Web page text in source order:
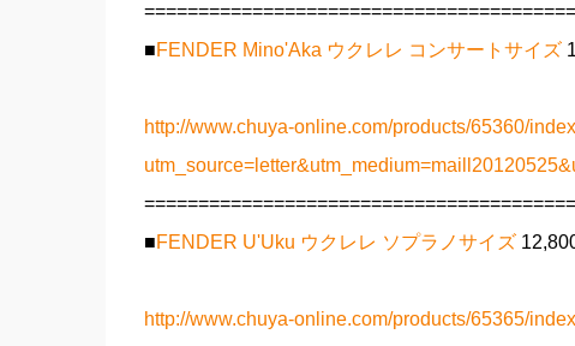
■FENDER Mino'Aka ウクレレ コンサートサイズ
http://www.chuya-online.com/products/65360/
■FENDER U'Uku ウクレレ ソプラノサイズ
http://www.chuya-online.com/products/65365/